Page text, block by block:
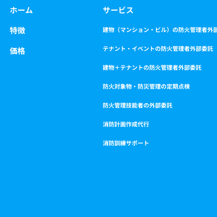
o e
ホーム
特徴
価格
サービス
建物（マンション・ビル）の防火管理者外
テナント・イベントの防火管理者外部委託
建物＋テナントの防火管理者外部委託
防火対象物・防災管理の定期点検
防火管理技能者の外部委託
消防計画作成代行
消防訓練サポート